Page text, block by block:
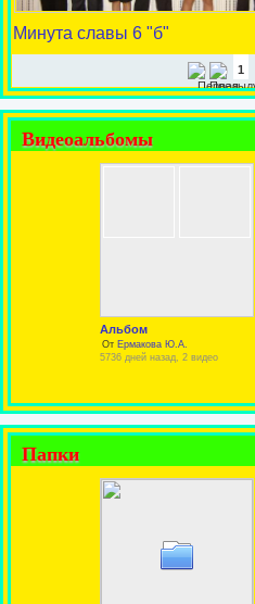
Минута славы 6 "б"
1
Видеоальбомы
Альбом
От Ермакова Ю.А.
5736 дней назад, 2 видео
Папки